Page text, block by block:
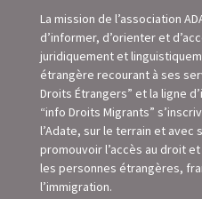
La mission de l’association
d’informer, d’orienter et
juridiquement et
étrangère recourant à ses
Droits Étrangers” et la ligne
“info Droits Migrants”
l’Adate, sur le terrain et avec
promouvoir l’accès au droit
les personnes étrangères,
l’immigration.